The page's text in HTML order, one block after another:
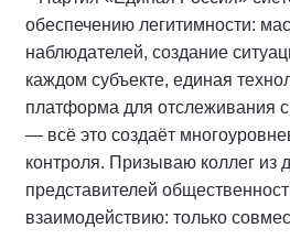
обеспечению легитимности:
наблюдателей, создание
каждом субъекте, единая
платформа для отслеживания
— всё это создаёт
контроля. Призываю коллег из
представителей
взаимодействию: только